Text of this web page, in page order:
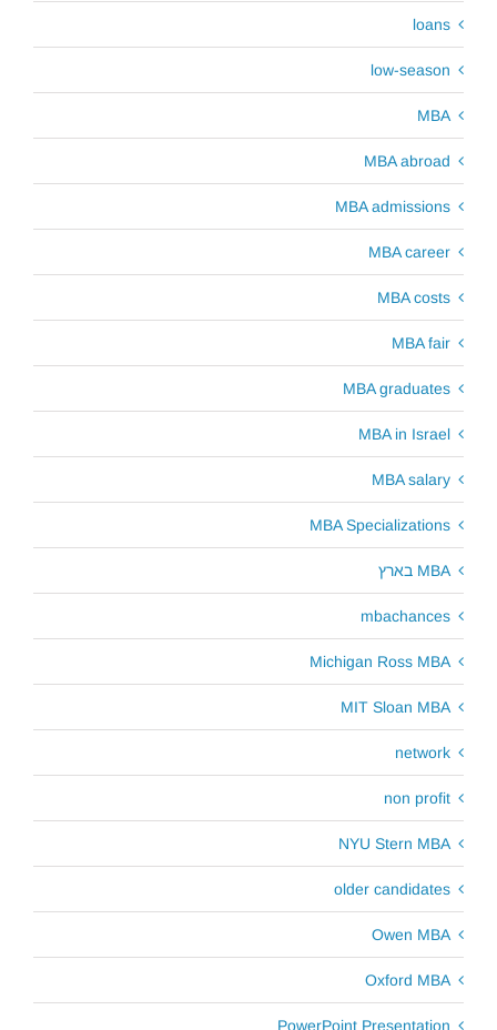
loans
low-season
MBA
MBA abroad
MBA admissions
MBA career
MBA costs
MBA fair
MBA graduates
MBA in Israel
MBA salary
MBA Specializations
MBA בארץ
mbachances
Michigan Ross MBA
MIT Sloan MBA
network
non profit
NYU Stern MBA
older candidates
Owen MBA
Oxford MBA
PowerPoint Presentation